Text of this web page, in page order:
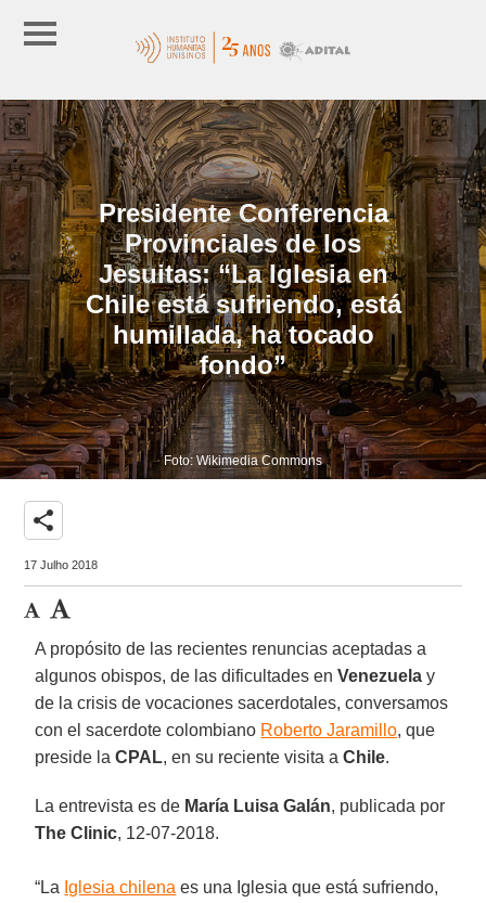
Presidente Conferencia
Provinciales de los
Jesuitas: “La Iglesia en
Chile está sufriendo, está
humillada, ha tocado
fondo”
Foto: Wikimedia Commons
share
17 Julho 2018
A propósito de las recientes renuncias aceptadas a
algunos obispos, de las dificultades enVenezuela y
de la crisis de vocaciones sacerdotales, conversamos
con el sacerdote colombiano Roberto Jaramillo, que
preside laCPAL, en su reciente visita aChile.
La entrevista es de María Luisa Galán, publicada por
The Clinic, 12-07-2018.
“La Iglesia chilena es una Iglesia que está sufriendo,